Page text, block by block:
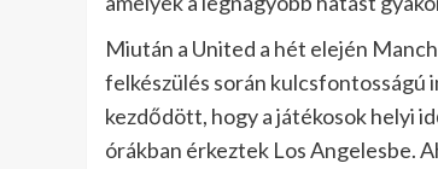
Miután a United a hét elején
felkészülés során kulcsfontosságú
kezdődött, hogy a játékosok helyi
órákban érkeztek Los Angelesbe.